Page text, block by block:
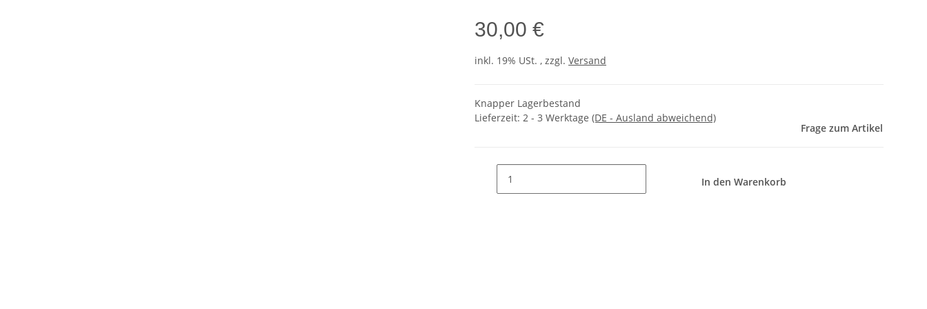
30,00 €
inkl. 19% USt. , zzgl. Versand
Knapper Lagerbestand
Lieferzeit: 2 - 3 Werktage (DE - Ausland abweichend)
Frage zum Artikel
In den Warenkorb